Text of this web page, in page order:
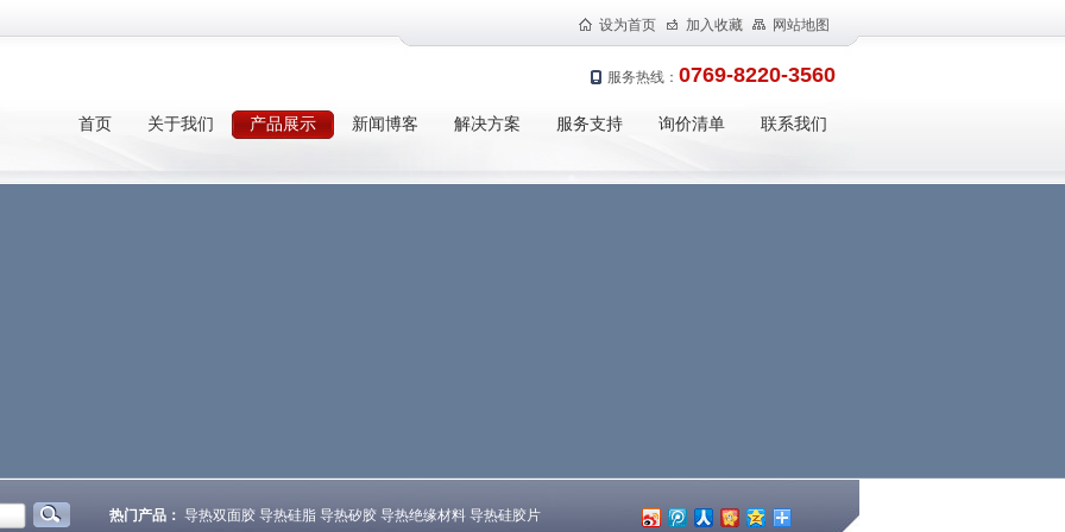
设为首页 加入收藏 网站地图
服务热线： 0769-8220-3560
首页 关于我们 产品展示 新闻博客 解决方案 服务支持 询价清单 联系我们
热门产品： 导热双面胶 导热硅脂 导热矽胶 导热绝缘材料 导热硅胶片